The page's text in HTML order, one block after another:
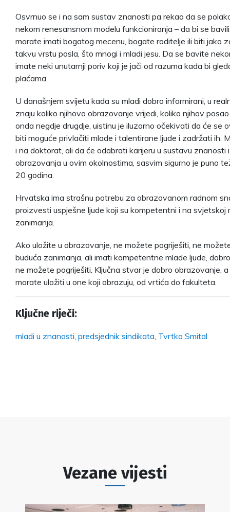
Osvrnuo se i na sam sustav znanosti pa rekao da se
nekom renesansnom modelu funkcioniranja – da bi se
morate imati bogatog mecenu, bogate roditelje ili biti jako
takvu vrstu posla, što mnogi i mladi jesu. Da se bavite
imate neki unutarnji poriv koji je jači od razuma kada bi
plaćama.
U današnjem svijetu kada su mladi dobro informirani, u
znaju koliko njihovo obrazovanje vrijedi, koliko njihov
onda negdje drugdje, uistinu je iluzorno očekivati da će se
biti moguće privlačiti mlade i talentirane ljude i zadržati ih.
i na doktorat, ali da će odabrati karijeru u sustavu znanosti
obrazovanja u ovim okolnostima, sasvim sigurno je puno
20 godina.
Hrvatska ima strašnu potrebu za obrazovanom radnom
proizvesti uspješne ljude koji su kompetentni i na svjetskoj
zanimanja.
Ako uložite u obrazovanje, ne možete pogriješiti, ne
buduća zanimanja, ali imati kompetentne mlade ljude,
ne možete pogriješiti. Ključna stvar je dobro obrazovanje,
morate uložiti u one koji obrazuju, od vrtića do fakulteta.
Ključne riječi:
mladi u znanosti predsjednik sindikata Tvrtko Smital
Vezane vijesti